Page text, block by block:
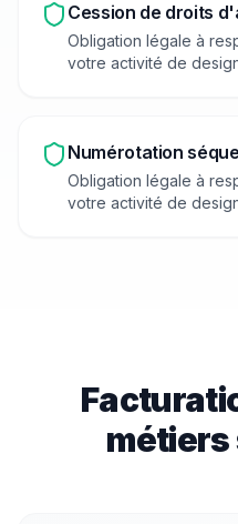
Cession de droits
Obligation légale à
votre activité de
Numérotation
Obligation légale à
votre activité de
métiers